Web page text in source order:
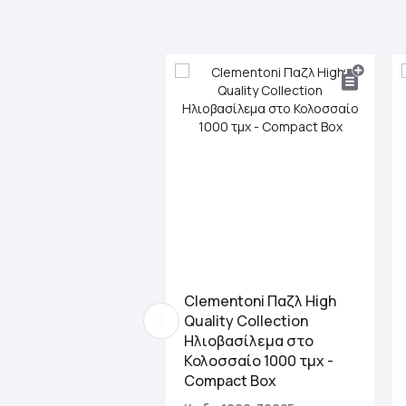
Clementoni Παζλ High
Quality Collection
Ηλιοβασίλεμα στο
Κολοσσαίο 1000 τμχ -
Compact Box